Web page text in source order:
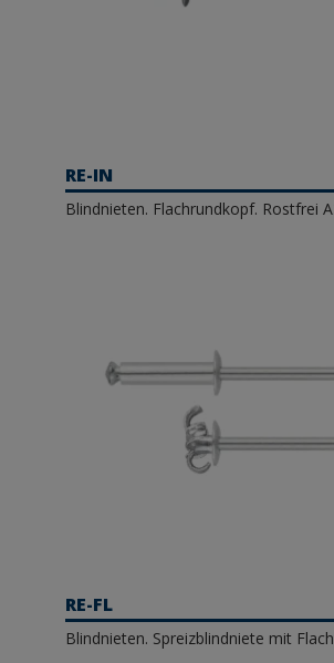
RE-IN
Blindnieten. Flachrundkopf. Rostfrei
RE-FL
Blindnieten. Spreizblindniete mit